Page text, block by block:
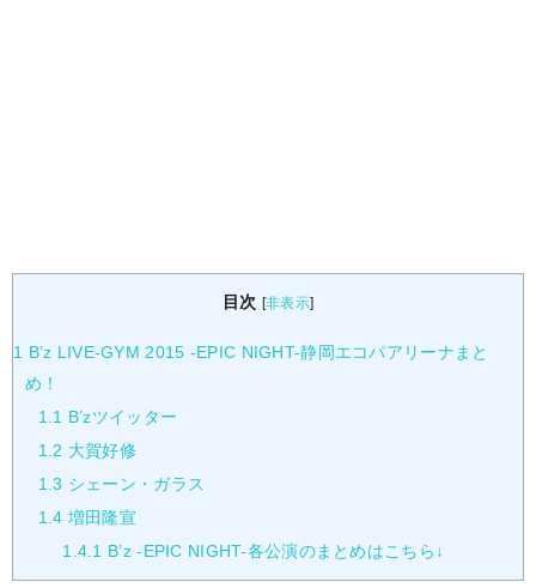
目次 [非表示]
1
B’z LIVE-GYM 2015 -EPIC NIGHT-静岡エコパアリーナまと
め！
1.1
B’zツイッター
1.2 大賀好修
1.3 シェーン・ガラス
1.4 増田隆宣
1.4.1
B’z -EPIC NIGHT-各公演のまとめはこちら↓